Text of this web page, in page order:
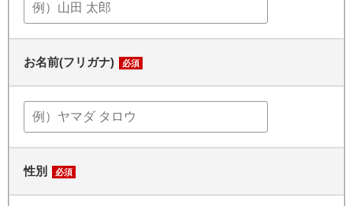
お名前(フリガナ) 必須
性別 必須